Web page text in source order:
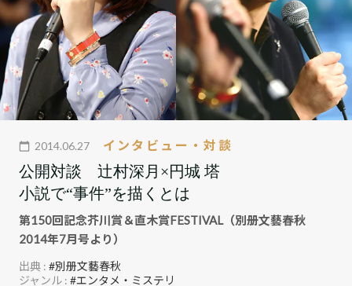
2014.06.27 インタビュー・対談
公開対談 辻村深月×円城 塔
小説で“事件”を描くとは
第150回記念芥川賞＆直木賞FESTIVAL（別册文藝春秋
2014年7月号より）
出典 :#別册文藝春秋
ジャンル :#エンタメ・ミステリ